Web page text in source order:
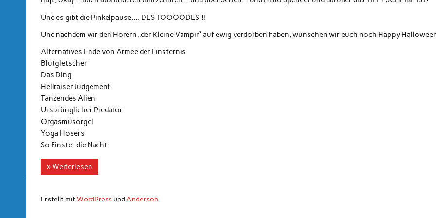
Und es gibt die Pinkelpause…. DES TOOOODES!!!
Und nachdem wir den Hörern „der Kleine Vampir“ auf ewig verdorben haben, wünschen wir euch noch Happy
Alternatives Ende von Armee der Finsternis
Blutgletscher
Das Ding
Hellraiser Judgement
Tanzendes Alien
Ursprünglicher Predator
Orgasmusorgel
Yoga Hosers
So Finster die Nacht
» Weiterlesen
Erstellt mitWordPress undAnderson.